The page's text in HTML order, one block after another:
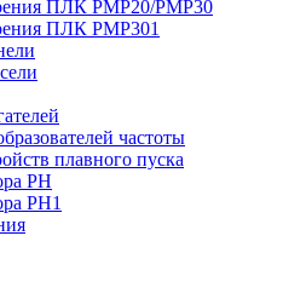
ПЛК PMP20/PMP30
ПЛК PMP301
частоты
плавного пуска
PH
PH1